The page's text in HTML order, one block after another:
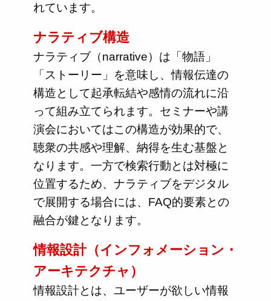
れています。
ナラティブ構造
ナラティブ（narrative）は「物語」
「ストーリー」を意味し、情報伝達の
構造として起承転結や感情の流れに沿
って組み立てられます。セミナーや講
演会においてはこの構造が効果的で、
聴衆の共感や理解、納得を生む基盤と
なります。一方で検索行動とは対極に
位置するため、ナラティブをデジタル
で展開する場合には、FAQ的要素との
融合が鍵となります。
情報設計（インフォメーション・
アーキテクチャ）
情報設計とは、ユーザーが欲しい情報